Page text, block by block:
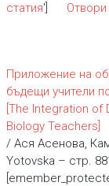
статия'] Отвори
Приложение на
бъдещи учители
[The Integration of
Biology Teachers]
/ Ася Асенова,
Yotovska – стр.